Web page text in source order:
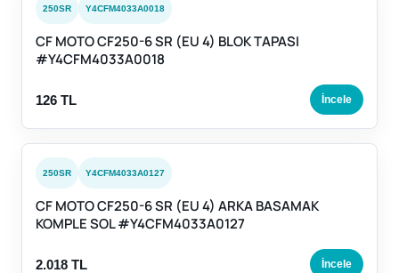
250SR Y4CFM4033A0018
CF MOTO CF250-6 SR (EU 4) BLOK TAPASI
#Y4CFM4033A0018
126 TL İncele
250SR Y4CFM4033A0127
CF MOTO CF250-6 SR (EU 4) ARKA BASAMAK
KOMPLE SOL #Y4CFM4033A0127
2.018 TL İncele